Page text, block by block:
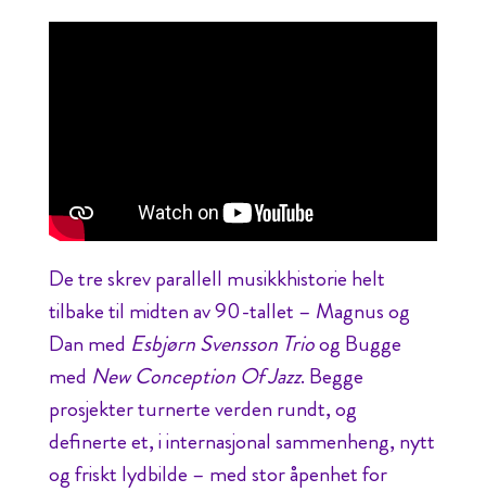
De tre skrev parallell musikkhistorie helt
tilbake til midten av 90-tallet – Magnus og
Dan med Esbjørn Svensson Trioog Bugge
med New Conception Of Jazz. Begge
prosjekter turnerte verden rundt, og
definerte et, i internasjonal sammenheng, nytt
og friskt lydbilde – med stor åpenhet for